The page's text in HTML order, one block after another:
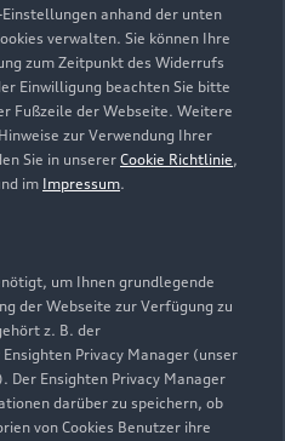
anhand der unten
verwalten. Sie können Ihre
zum Zeitpunkt des Widerrufs
Einwilligung beachten Sie bitte
Fußzeile der Webseite. Weitere
zur Verwendung Ihrer
Sie in unserer Cookie Richtlinie,
im Impressum.
um Ihnen grundlegende
der Webseite zur Verfügung zu
z. B. der
Privacy Manager (unser
Ensighten Privacy Manager
darüber zu speichern, ob
von Cookies Benutzer ihre
Zurück nach oben